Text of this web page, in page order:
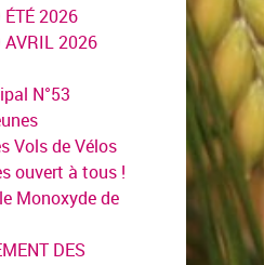
ÉTÉ 2026
AVRIL 2026
N°53
Vols de Vélos
ouvert à tous !
Monoxyde de
DES